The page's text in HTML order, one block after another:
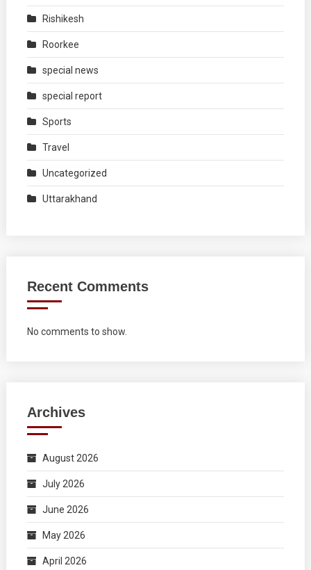
Rishikesh
Roorkee
special news
special report
Sports
Travel
Uncategorized
Uttarakhand
Recent Comments
No comments to show.
Archives
August 2026
July 2026
June 2026
May 2026
April 2026